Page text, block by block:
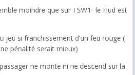
moindre que sur TSW1- le Hud est
jeu si franchissement d'un feu rouge (
pénalité serait mieux)
ne monte ni ne descend sur la